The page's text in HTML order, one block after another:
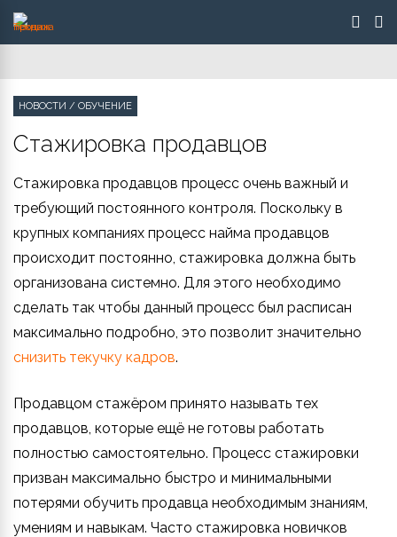
НОВОСТИ / ОБУЧЕНИЕ
Стажировка продавцов
Стажировка продавцов процесс очень важный и
требующий постоянного контроля. Поскольку в
крупных компаниях процесс найма продавцов
происходит постоянно, стажировка должна быть
организована системно. Для этого необходимо
сделать так чтобы данный процесс был расписан
максимально подробно, это позволит значительно
снизить текучку кадров.
Продавцом стажёром принято называть тех
продавцов, которые ещё не готовы работать
полностью самостоятельно. Процесс стажировки
призван максимально быстро и минимальными
потерями обучить продавца необходимым знаниям,
умениям и навыкам. Часто стажировка новичков